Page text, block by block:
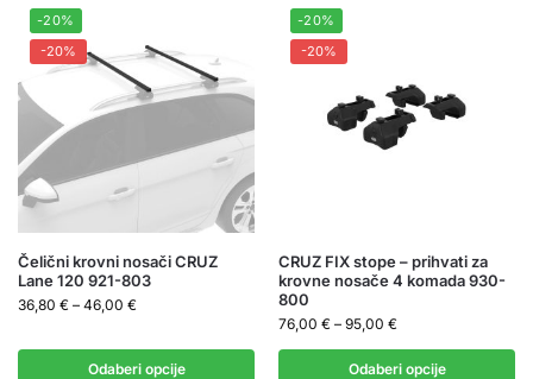
-20%
-20%
Čelični krovni nosači CRUZ
Lane 120 921-803
36,80 € – 46,00 €
Odaberi opcije
-20%
-20%
CRUZ FIX stope – prihvati za
krovne nosače 4 komada 930-
800
76,00 € – 95,00 €
Odaberi opcije